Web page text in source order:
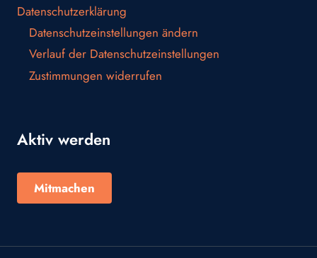
Datenschutzerklärung
Datenschutzeinstellungen ändern
Verlauf der Datenschutzeinstellungen
Zustimmungen widerrufen
Aktiv werden
Mitmachen